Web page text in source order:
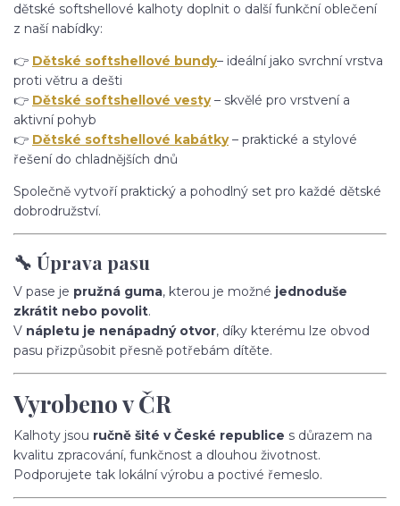
dětské softshellové kalhoty doplnit o další funkční oblečení
z naší nabídky:
👉 Dětské softshellové bundy– ideální jako svrchní vrstva
proti větru a dešti
👉 Dětské softshellové vesty– skvělé pro vrstvení a
aktivní pohyb
👉 Dětské softshellové kabátky– praktické a stylové
řešení do chladnějších dnů
Společně vytvoří praktický a pohodlný set pro každé dětské
dobrodružství.
🔧 Úprava pasu
V pase je pružná guma, kterou je možné jednoduše
zkrátit nebo povolit.
V nápletu je nenápadný otvor, díky kterému lze obvod
pasu přizpůsobit přesně potřebám dítěte.
Vyrobeno v ČR
Kalhoty jsou ručně šité v České republice s důrazem na
kvalitu zpracování, funkčnost a dlouhou životnost.
Podporujete tak lokální výrobu a poctivé řemeslo.